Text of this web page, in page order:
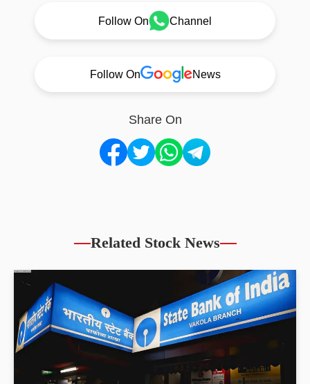
Follow On Channel
Follow On News
Share On
Related Stock News